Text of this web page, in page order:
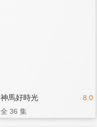
8.0
神馬好時光
全 36 集